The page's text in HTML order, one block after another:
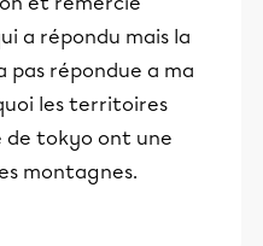
a répondu mais la
pas répondue a ma
les territoires
de tokyo ont une
montagnes.